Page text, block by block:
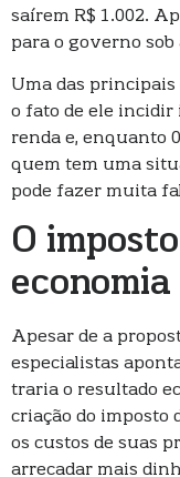
saírem R$ 1.002.
para o governo
Uma das principais
o fato de ele incidir
renda e, enquanto
quem tem uma
pode fazer muita
O
economia
Apesar de a
especialistas
traria o resultado
criação do imposto
os custos de suas
arrecadar mais